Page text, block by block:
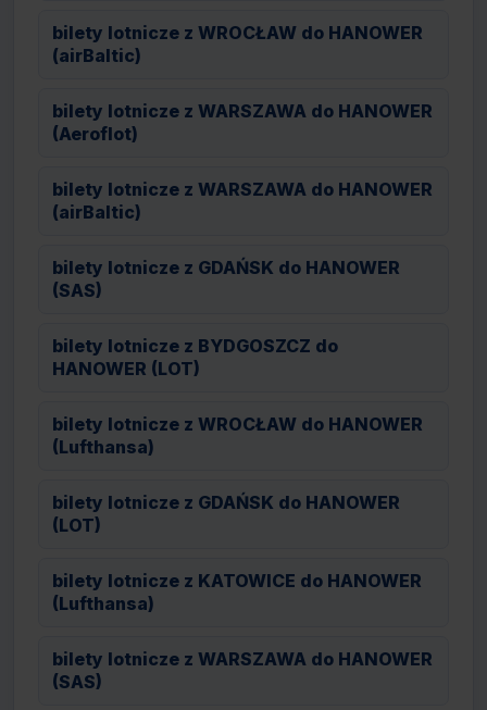
bilety lotnicze z WROCŁAW do HANOWER
(airBaltic)
bilety lotnicze z WARSZAWA do HANOWER
(Aeroflot)
bilety lotnicze z WARSZAWA do HANOWER
(airBaltic)
bilety lotnicze z GDAŃSK do HANOWER
(SAS)
bilety lotnicze z BYDGOSZCZ do
HANOWER (LOT)
bilety lotnicze z WROCŁAW do HANOWER
(Lufthansa)
bilety lotnicze z GDAŃSK do HANOWER
(LOT)
bilety lotnicze z KATOWICE do HANOWER
(Lufthansa)
bilety lotnicze z WARSZAWA do HANOWER
(SAS)